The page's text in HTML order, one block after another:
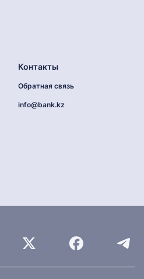
Контакты
Обратная связь
info@bank.kz